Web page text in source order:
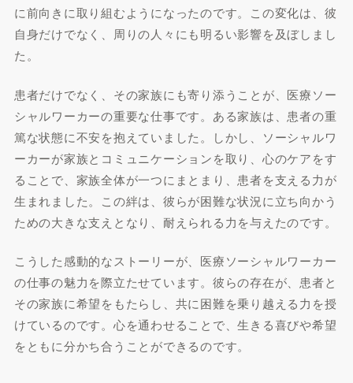
に前向きに取り組むようになったのです。この変化は、彼
自身だけでなく、周りの人々にも明るい影響を及ぼしまし
た。
患者だけでなく、その家族にも寄り添うことが、医療ソー
シャルワーカーの重要な仕事です。ある家族は、患者の重
篤な状態に不安を抱えていました。しかし、ソーシャルワ
ーカーが家族とコミュニケーションを取り、心のケアをす
ることで、家族全体が一つにまとまり、患者を支える力が
生まれました。この絆は、彼らが困難な状況に立ち向かう
ための大きな支えとなり、耐えられる力を与えたのです。
こうした感動的なストーリーが、医療ソーシャルワーカー
の仕事の魅力を際立たせています。彼らの存在が、患者と
その家族に希望をもたらし、共に困難を乗り越える力を授
けているのです。心を通わせることで、生きる喜びや希望
をともに分かち合うことができるのです。